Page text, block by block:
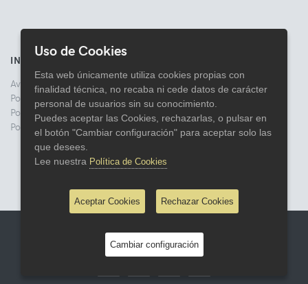
INFORMACIÓN
Aviso legal
Politica de Privacidad
Política de Cookies
Política de Devoluciones
© 2026 Comercial Lata
Uso de Cookies
Esta web únicamente utiliza cookies propias con
finalidad técnica, no recaba ni cede datos de carácter
personal de usuarios sin su conocimiento.
Puedes aceptar las Cookies, rechazarlas, o pulsar en
el botón "Cambiar configuración" para aceptar solo las
que desees.
Lee nuestra Política de Cookies
Aceptar Cookies Rechazar Cookies
Cambiar configuración